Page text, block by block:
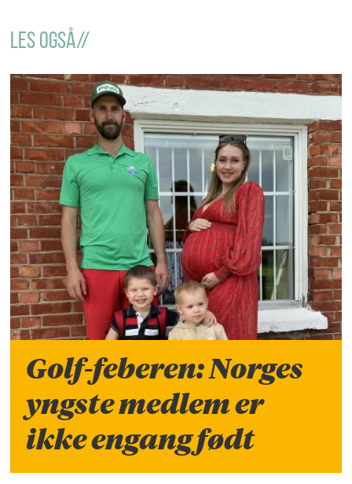
LES OGSÅ//
Golf-feberen: Norges
yngste medlem er
ikke engang født